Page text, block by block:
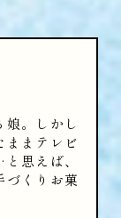
。しかし
ままテレビ
思えば、
づくりお菓